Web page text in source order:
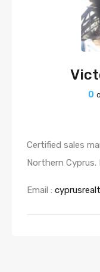
0
Certified sales
Northern Cyprus.
Email :